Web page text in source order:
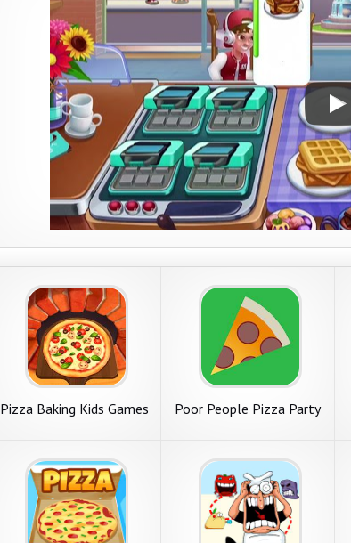
Pizza Baking Kids Games Poor People Pizza Party